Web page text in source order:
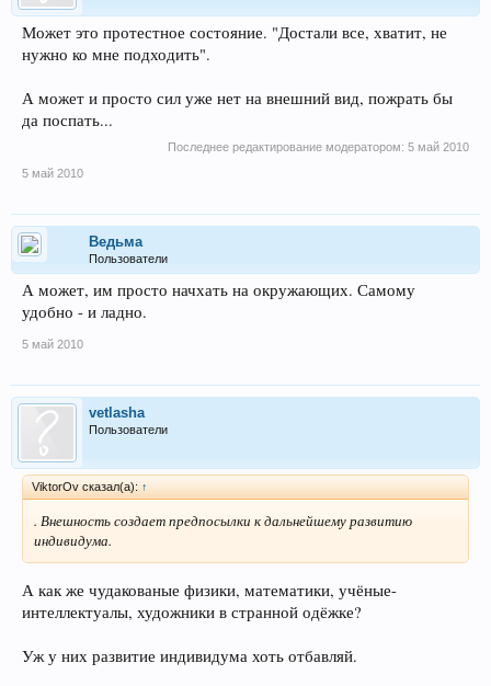
Может это протестное состояние. "Достали все, хватит, не
нужно ко мне подходить".
А может и просто сил уже нет на внешний вид, пожрать бы
да поспать...
Последнее редактирование модератором: 5 май 2010
5 май 2010
Ведьма
Пользователи
А может, им просто начхать на окружающих. Самому
удобно - и ладно.
5 май 2010
vetlasha
Пользователи
ViktorOv сказал(а): ↑
. Внешность создает предпосылки к дальнейшему развитию
индивидума.
А как же чудакованые физики, математики, учёные-
интеллектуалы, художники в странной одёжке?
Уж у них развитие индивидума хоть отбавляй.